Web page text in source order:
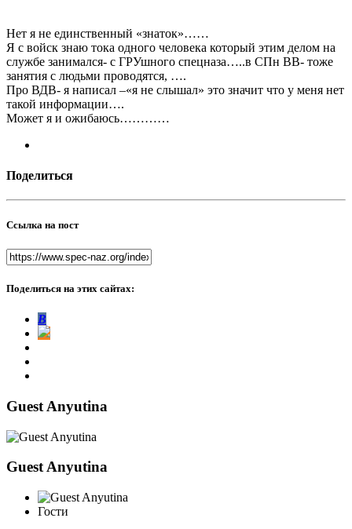
Нет я не единственный «знаток»……
Я с войск знаю тока одного человека который этим делом на
службе занимался- с ГРУшного спецназа…..в СПн ВВ- тоже
занятия с людьми проводятся, ….
Про ВДВ- я написал –«я не слышал» это значит что у меня нет
такой информации….
Может я и ожибаюсь…………
Поделиться
Ссылка на пост
Поделиться на этих сайтах:
В
Guest Anyutina
Guest Anyutina
Гости